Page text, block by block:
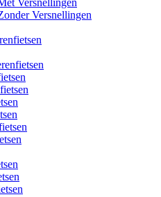
Versnellingen
Versnellingen